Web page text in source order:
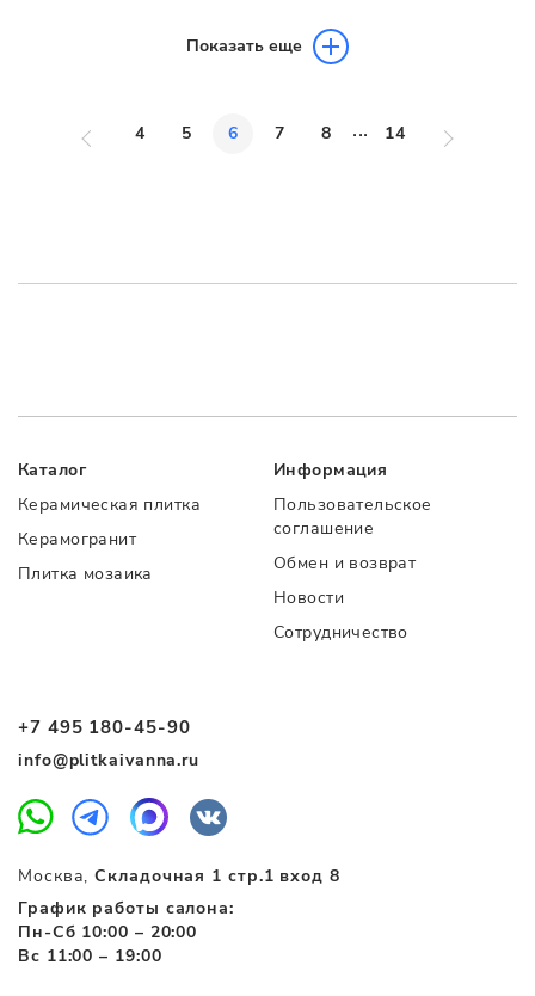
Показать еще
4 5 6 7 8 ... 14
+7 495 180-45-90
info@plitkaivanna.ru
Москва,Складочная 1 стр.1 вход 8
График работы салона:
Пн-Сб 10:00 – 20:00
Вс 11:00 – 19:00
Каталог
Керамическая плитка
Керамогранит
Плитка мозаика
Информация
Пользовательское
соглашение
Обмен и возврат
Новости
Сотрудничество